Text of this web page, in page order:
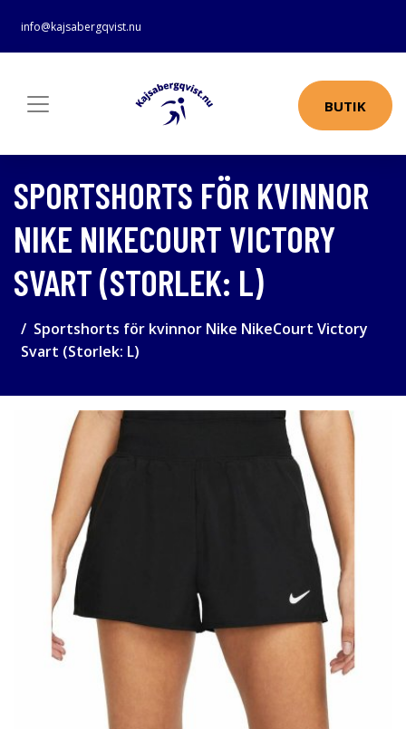
info@kajsabergqvist.nu
BUTIK
SPORTSHORTS FÖR KVINNOR
NIKE NIKECOURT VICTORY
SVART (STORLEK: L)
Sportshorts för kvinnor Nike NikeCourt Victory
Svart (Storlek: L)